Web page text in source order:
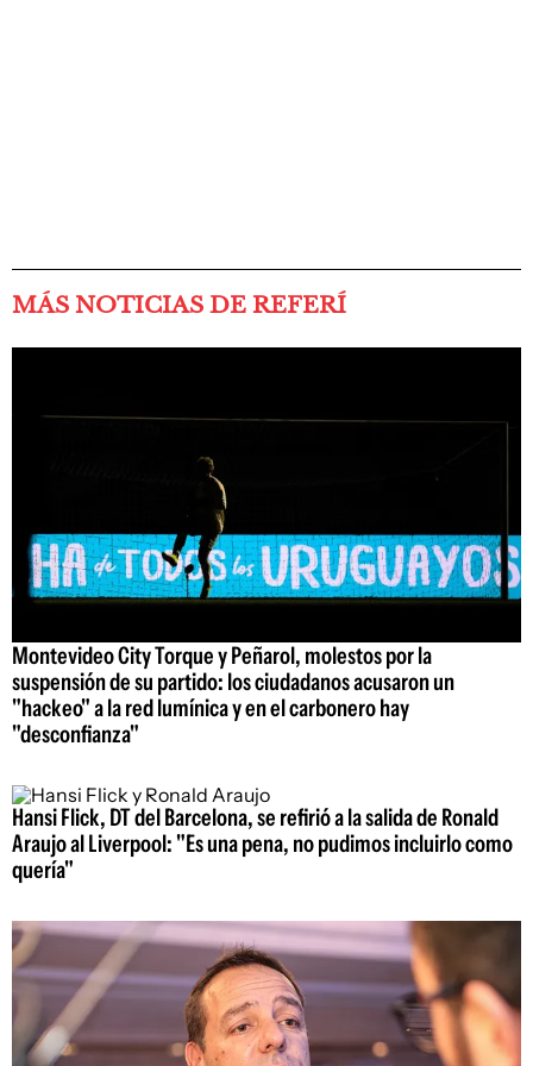
MÁS NOTICIAS DE REFERÍ
Montevideo City Torque y Peñarol, molestos por la
suspensión de su partido: los ciudadanos acusaron un
"hackeo" a la red lumínica y en el carbonero hay
"desconfianza"
Hansi Flick, DT del Barcelona, se refirió a la salida de Ronald
Araujo al Liverpool: "Es una pena, no pudimos incluirlo como
quería"